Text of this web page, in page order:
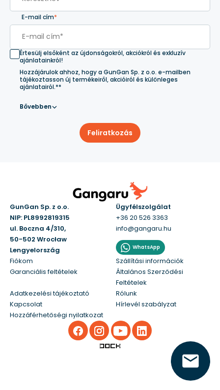
E-mail cím*
Értesülj elsőként az újdonságokról, akciókról és exkluzív
ajánlatainkról!
Hozzájárulok ahhoz, hogy a GunGan Sp. z o.o. e-mailben
tájékoztasson új termékeiről, akcióiról és különleges
ajánlatairól.**
Bővebben
Feliratkozás
GunGan Sp. z o.o.
NIP: PL8992819315
ul. Boczna 4/310,
50-502 Wrocław
Lengyelország
Ügyfélszolgálat
+36 20 526 3363
info@gangaru.hu
WhatsApp
Fiókom
Szállítási információk
Garanciális feltételek
Általános Szerződési
Feltételek
Adatkezelési tájékoztató
Rólunk
Kapcsolat
Hírlevél szabályzat
Hozzáférhetőségi nyilatkozat
